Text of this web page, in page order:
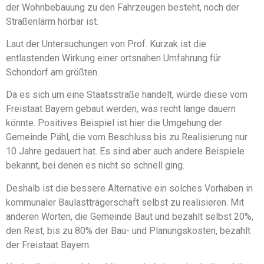
der Wohnbebauung zu den Fahrzeugen besteht, noch der
Straßenlärm hörbar ist.
Laut der Untersuchungen von Prof. Kurzak ist die
entlastenden Wirkung einer ortsnahen Umfahrung für
Schondorf am größten.
Da es sich um eine Staatsstraße handelt, würde diese vom
Freistaat Bayern gebaut werden, was recht lange dauern
könnte. Positives Beispiel ist hier die Umgehung der
Gemeinde Pähl, die vom Beschluss bis zu Realisierung nur
10 Jahre gedauert hat. Es sind aber auch andere Beispiele
bekannt, bei denen es nicht so schnell ging.
Deshalb ist die bessere Alternative ein solches Vorhaben in
kommunaler Baulastträgerschaft selbst zu realisieren. Mit
anderen Worten, die Gemeinde Baut und bezahlt selbst 20%,
den Rest, bis zu 80% der Bau- und Planungskosten, bezahlt
der Freistaat Bayern.